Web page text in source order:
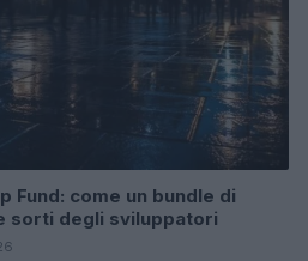
Fund: come un bundle di
sorti degli sviluppatori